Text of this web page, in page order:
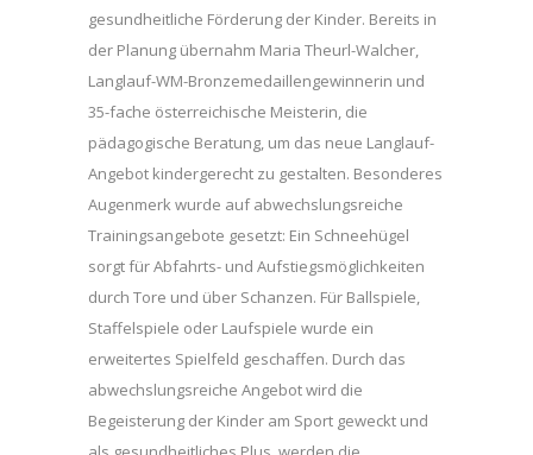
gesundheitliche Förderung der Kinder. Bereits in
der Planung übernahm Maria Theurl-Walcher,
Langlauf-WM-Bronzemedaillengewinnerin und
35-fache österreichische Meisterin, die
pädagogische Beratung, um das neue Langlauf-
Angebot kindergerecht zu gestalten. Besonderes
Augenmerk wurde auf abwechslungsreiche
Trainingsangebote gesetzt: Ein Schneehügel
sorgt für Abfahrts- und Aufstiegsmöglichkeiten
durch Tore und über Schanzen. Für Ballspiele,
Staffelspiele oder Laufspiele wurde ein
erweitertes Spielfeld geschaffen. Durch das
abwechslungsreiche Angebot wird die
Begeisterung der Kinder am Sport geweckt und